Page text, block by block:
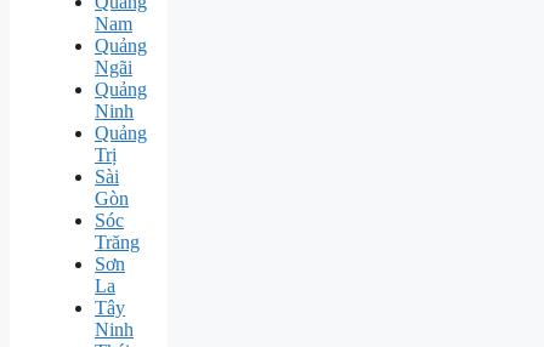
Nam
Quảng
Ngãi
Quảng
Ninh
Quảng
Trị
Sài
Gòn
Sóc
Trăng
Sơn
La
Tây
Ninh